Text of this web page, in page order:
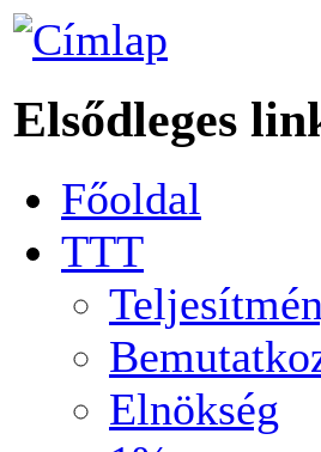
Elsődleges
Főoldal
TTT
Elnökség